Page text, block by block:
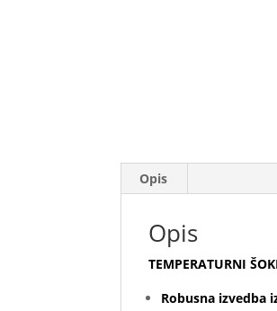
Opis
Opis
TEMPERATURNI
Robusna izvedba